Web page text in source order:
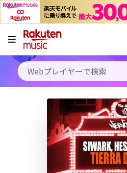
キャンペーン
料金プラン
使い方
初回30日間無料お試し